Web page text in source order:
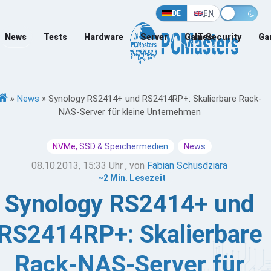
DE EN
News Tests Hardware Server Games
IT-Security
» News » Synology RS2414+ und RS2414RP+: Skalierbare Rack-
NAS-Server für kleine Unternehmen
NVMe, SSD & Speichermedien News
08.10.2013, 15:33 Uhr , von Fabian Schusdziara
~2 Min. Lesezeit
Synology RS2414+ und
Skalierbare
Rack-NAS-Server für